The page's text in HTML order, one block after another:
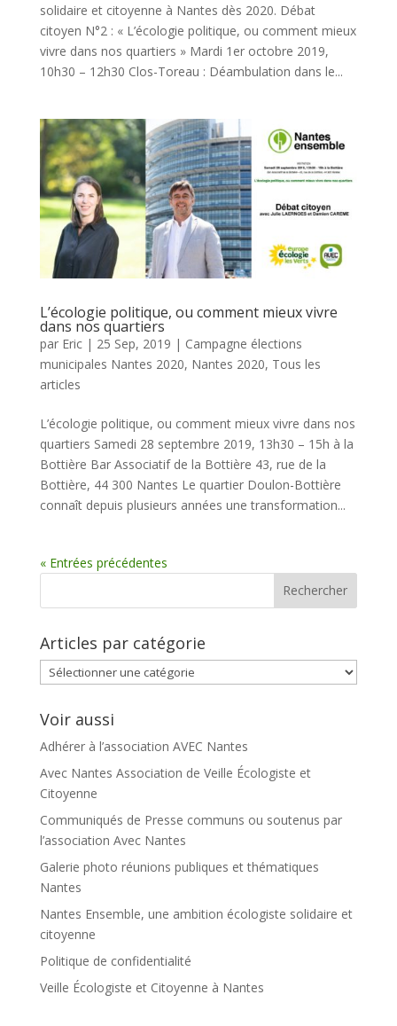
solidaire et citoyenne à Nantes dès 2020. Débat
citoyen N°2 : « L’écologie politique, ou comment mieux
vivre dans nos quartiers » Mardi 1er octobre 2019,
10h30 – 12h30 Clos-Toreau : Déambulation dans le...
L’écologie politique, ou comment mieux vivre
dans nos quartiers
par Eric| 25 Sep, 2019 | Campagne élections
municipales Nantes 2020, Nantes 2020, Tous les
articles
L’écologie politique, ou comment mieux vivre dans nos
quartiers Samedi 28 septembre 2019, 13h30 – 15h à la
Bottière Bar Associatif de la Bottière 43, rue de la
Bottière, 44 300 Nantes Le quartier Doulon-Bottière
connaît depuis plusieurs années une transformation...
« Entrées précédentes
Articles par catégorie
Articles
par
Voir aussi
Adhérer à l’association AVEC Nantes
Avec Nantes Association de Veille Écologiste et
Citoyenne
Communiqués de Presse communs ou soutenus par
l’association Avec Nantes
Galerie photo réunions publiques et thématiques
Nantes
Nantes Ensemble, une ambition écologiste solidaire et
citoyenne
Politique de confidentialité
Veille Écologiste et Citoyenne à Nantes